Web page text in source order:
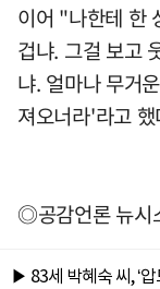
이어 "나한테 한
겁냐. 그걸 보고
냐. 얼마나 무거
져오너라'라고
◎공감언론 뉴시